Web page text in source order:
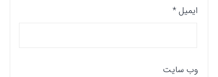
ایمیل*
وب‌ سایت